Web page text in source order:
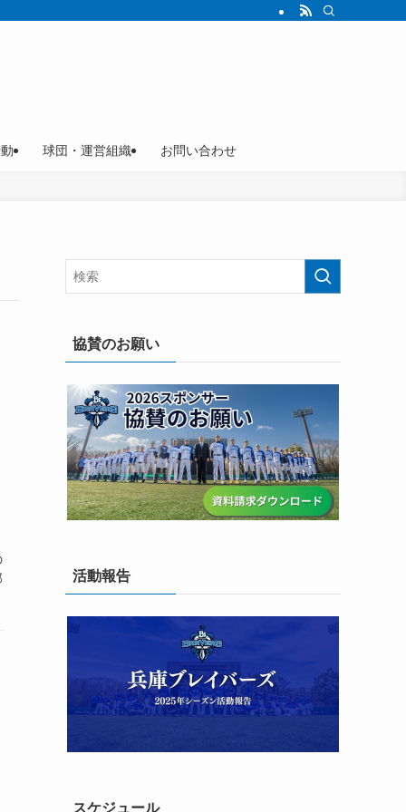
球団・運営組織 お問い合わせ
協賛のお願い
活動報告
スケジュール